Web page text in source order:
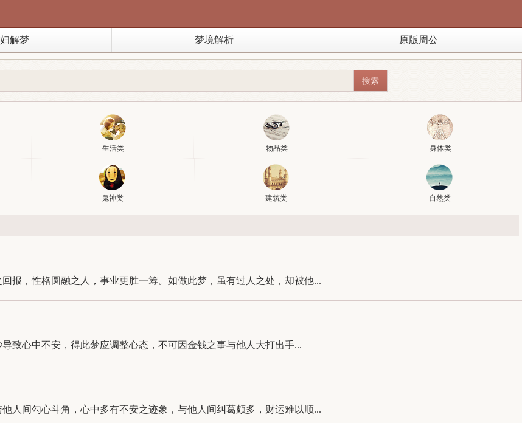
解梦 梦境解析 原版周公
生活类 物品类 身体类
鬼神类 建筑类 自然类
报，性格圆融之人，事业更胜一筹。如做此梦，虽有过人之处，却被他...
致心中不安，得此梦应调整心态，不可因金钱之事与他人大打出手...
人间勾心斗角，心中多有不安之迹象，与他人间纠葛颇多，财运难以顺...